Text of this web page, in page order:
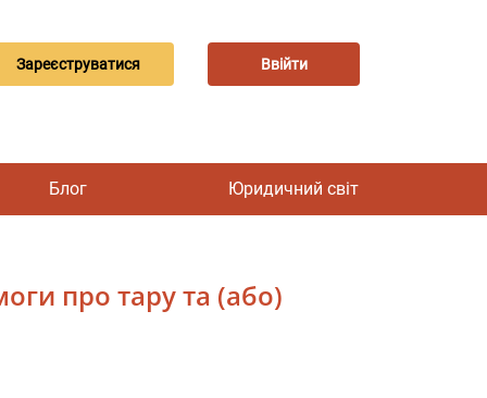
Зареєструватися Ввійти
Блог Юридичний світ
про тару та (або)